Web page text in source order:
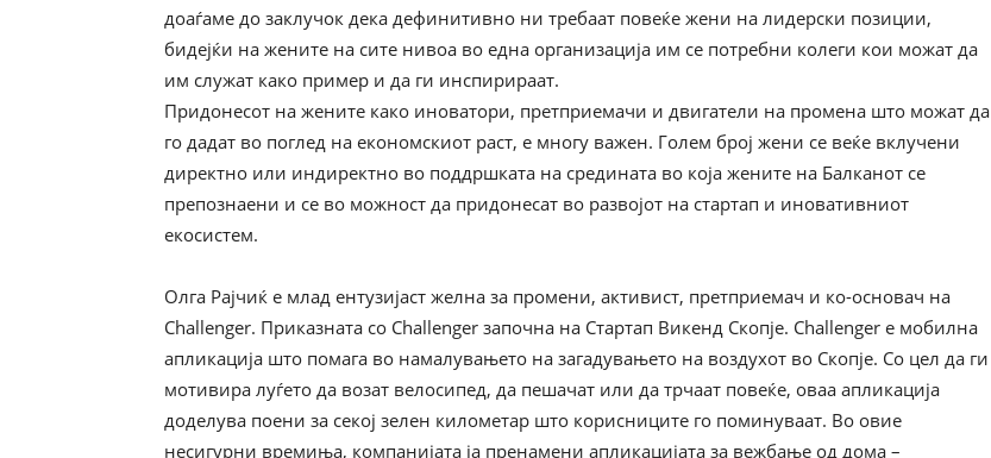
доаѓаме до заклучок дека дефинитивно ни требаат повеќе жени на лидерски позиции,
бидејќи на жените на сите нивоа во една организација им се потребни колеги кои можат да
им служат како пример и да ги инспирираат.
Придонесот на жените како иноватори, претприемачи и двигатели на промена што можат да
го дадат во поглед на економскиот раст, е многу важен. Голем број жени се веќе вклучени
директно или индиректно во поддршката на средината во која жените на Балканот се
препознаени и се во можност да придонесат во развојот на стартап и иновативниот
екосистем.
Олга Рајчиќ е млад ентузијаст желна за промени, активист, претприемач и ко-основач на
Challenger. Приказната со Challenger започна на Стартап Викенд Скопје. Challenger е мобилна
апликација што помага во намалувањето на загадувањето на воздухот во Скопје. Со цел да ги
мотивира луѓето да возат велосипед, да пешачат или да трчаат повеќе, оваа апликација
доделува поени за секој зелен километар што корисниците го поминуваат. Во овие
несигурни времиња, компанијата ја пренамени апликацијата за вежбање од дома –